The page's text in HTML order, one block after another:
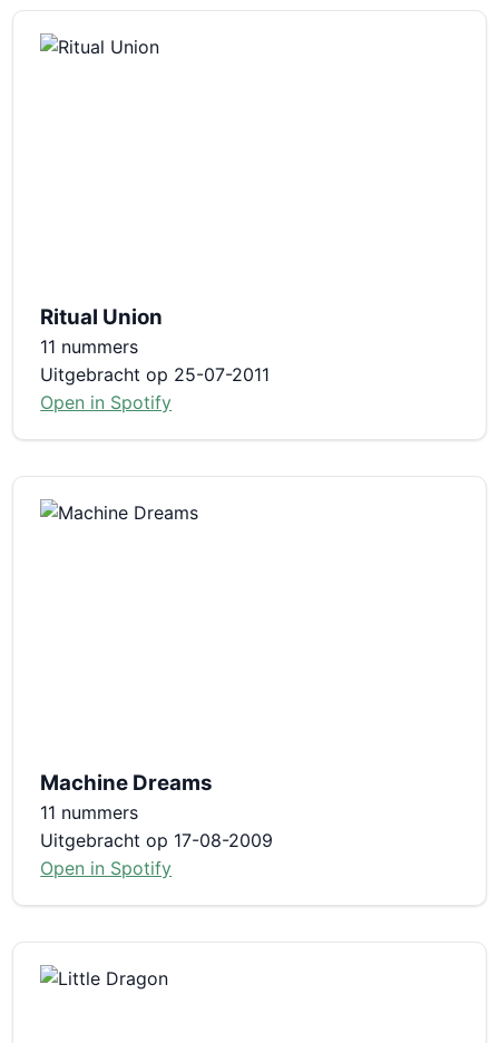
Ritual Union
11 nummers
Uitgebracht op 25-07-2011
Open in Spotify
Machine Dreams
11 nummers
Uitgebracht op 17-08-2009
Open in Spotify